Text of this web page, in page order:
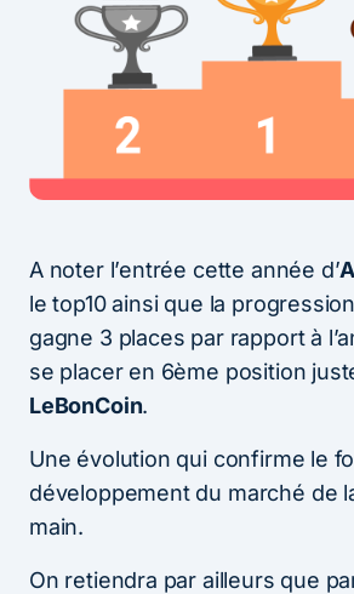
A noter l’entrée cette année d’
le top10 ainsi que la
gagne 3 places par rapport à
se placer en 6ème position
LeBonCoin.
Une évolution qui confirme le
développement du marché de
main.
On retiendra par ailleurs que